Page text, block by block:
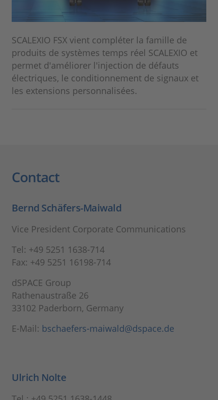
SCALEXIO FSX vient compléter la famille de
produits de systèmes temps réel SCALEXIO et
permet d'améliorer l'injection de défauts
électriques, le conditionnement de signaux et
les extensions personnalisées.
Contact
Bernd Schäfers-Maiwald
Vice President Corporate Communications
Tel: +49 5251 1638-714
Fax: +49 5251 16198-714
dSPACE Group
Rathenaustraße 26
33102 Paderborn, Germany
E-Mail: bschaefers-maiwald@dspace.de
Ulrich Nolte